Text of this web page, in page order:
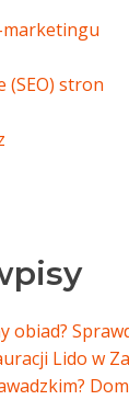
marketingu
(SEO) stron
obiad?
Lido w